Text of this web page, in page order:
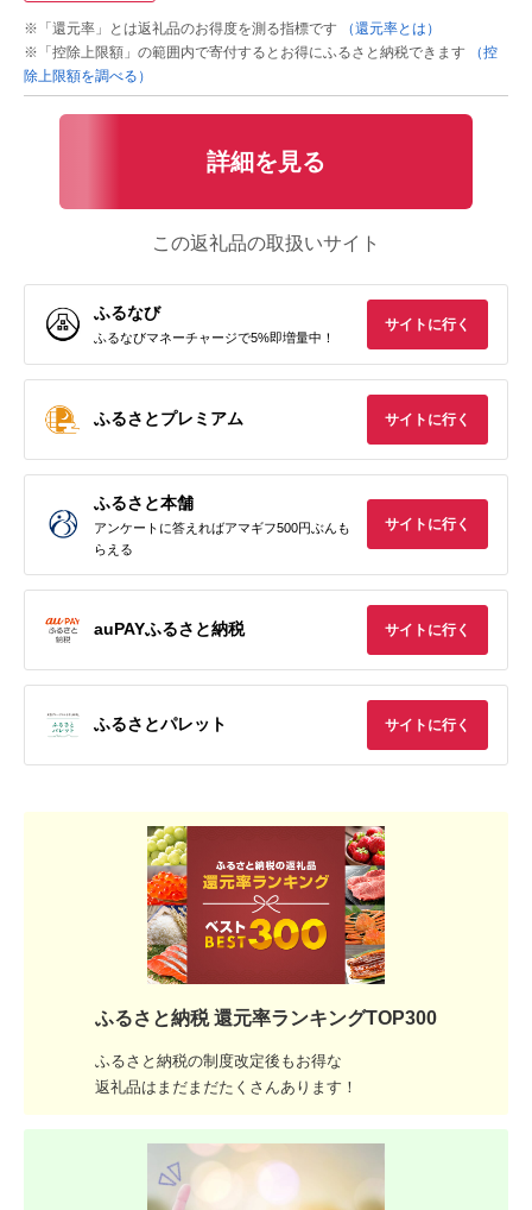
※「還元率」とは返礼品のお得度を測る指標です
（還元率とは）
※「控除上限額」の範囲内で寄付するとお得にふるさと納税できます
（控
除上限額を調べる）
詳細を見る
この返礼品の取扱いサイト
ふるなび
ふるなびマネーチャージで5%即増量中！
サイトに行く
ふるさとプレミアム サイトに行く
ふるさと本舗
アンケートに答えればアマギフ500円ぶんも
らえる
サイトに行く
auPAYふるさと納税 サイトに行く
ふるさとパレット サイトに行く
ふるさと納税 還元率ランキングTOP300
ふるさと納税の制度改定後もお得な
返礼品はまだまだたくさんあります！